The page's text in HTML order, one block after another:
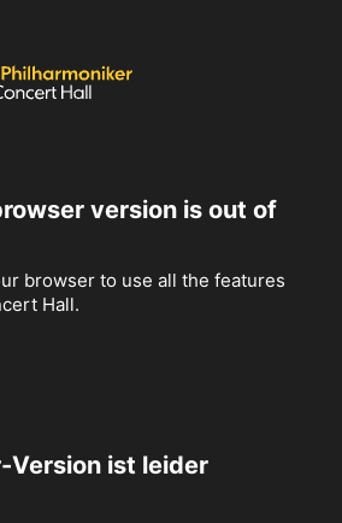
version is out of
browser to use all the features
Hall.
Version ist leider